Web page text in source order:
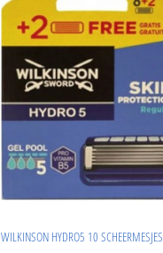
WILKINSON HYDRO5 10 SCHEERMESJES